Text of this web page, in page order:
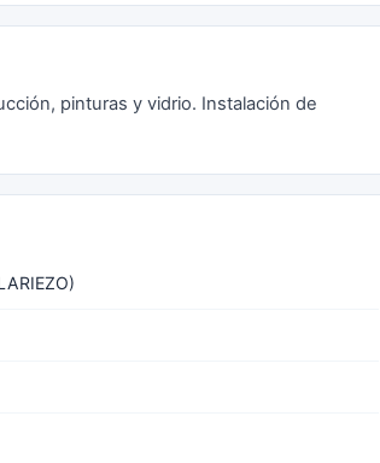
pinturas y vidrio. Instalación de